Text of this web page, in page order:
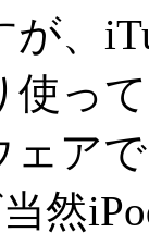
が、
っ
ェア
然